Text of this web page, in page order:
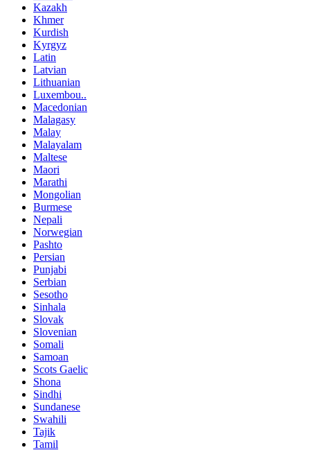
Kazakh
Khmer
Kurdish
Kyrgyz
Latin
Latvian
Lithuanian
Luxembou..
Macedonian
Malagasy
Malay
Malayalam
Maltese
Maori
Marathi
Mongolian
Burmese
Nepali
Norwegian
Pashto
Persian
Punjabi
Serbian
Sesotho
Sinhala
Slovak
Slovenian
Somali
Samoan
Scots Gaelic
Shona
Sindhi
Sundanese
Swahili
Tajik
Tamil